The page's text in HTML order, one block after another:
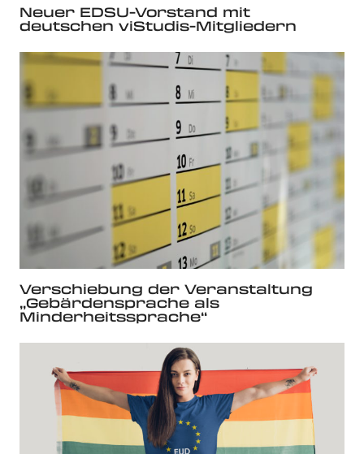
Neuer EDSU-Vorstand mit
deutschen viStudis-Mitgliedern
Verschiebung der Veranstaltung
„Gebärdensprache als
Minderheitssprache“